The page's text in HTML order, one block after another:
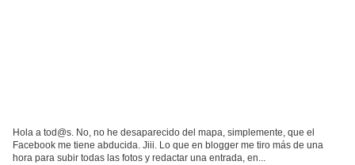
Hola a tod@s. No, no he desaparecido del mapa, simplemente, que el
Facebook me tiene abducida. Jiii. Lo que en blogger me tiro más de una
hora para subir todas las fotos y redactar una entrada, en...